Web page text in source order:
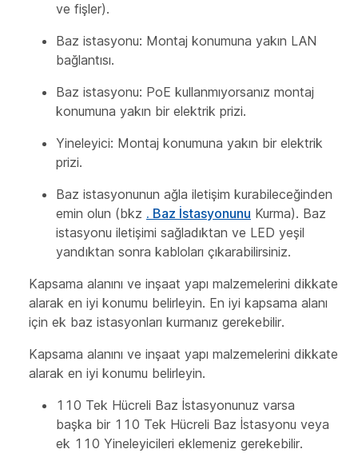
ve fişler).
Baz istasyonu: Montaj konumuna yakın LAN
bağlantısı.
Baz istasyonu: PoE kullanmıyorsanız montaj
konumuna yakın bir elektrik prizi.
Yineleyici: Montaj konumuna yakın bir elektrik
prizi.
Baz istasyonunun ağla iletişim kurabileceğinden
emin olun (bkz . Baz İstasyonunu Kurma). Baz
istasyonu iletişimi sağladıktan ve LED yeşil
yandıktan sonra kabloları çıkarabilirsiniz.
Kapsama alanını ve inşaat yapı malzemelerini dikkate
alarak en iyi konumu belirleyin. En iyi kapsama alanı
için ek baz istasyonları kurmanız gerekebilir.
Kapsama alanını ve inşaat yapı malzemelerini dikkate
alarak en iyi konumu belirleyin.
110 Tek Hücreli Baz İstasyonunuz varsa
başka bir 110 Tek Hücreli Baz İstasyonu veya
ek 110 Yineleyicileri eklemeniz gerekebilir.